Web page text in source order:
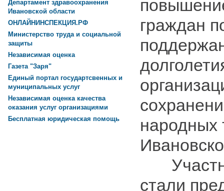
граждан
народных
стали
Департамент здравоохранения
Ивановской области
ОНЛАЙНИНСПЕКЦИЯ.РФ
Министерство труда и социальной
защиты
Независимая оценка
Газета "Заря"
Единый портал государтсвенных и
муниципальных услуг
Независимая оценка качества
оказания услуг организациями
Бесплатная юридическая помощь